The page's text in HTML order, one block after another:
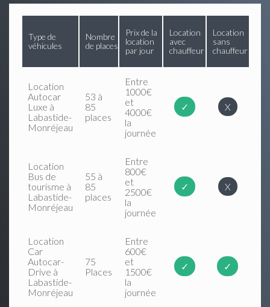
Type de
véhicules
Nombre
de places
Prix de la
location
par jour
Location
avec
chauffeur
Location
sans
chauffeur
Location
Autocar
Luxe à
Labastide-
Monréjeau
53 à
85
places
Entre
1000€
et
4000€
la
journée
✓ X
Location
Bus de
tourisme à
Labastide-
Monréjeau
55 à
85
places
Entre
800€
et
2500€
la
journée
✓ X
Location
Car
Autocar-
Drive à
Labastide-
Monréjeau
75
Places
Entre
600€
et
1500€
la
journée
✓ ✓